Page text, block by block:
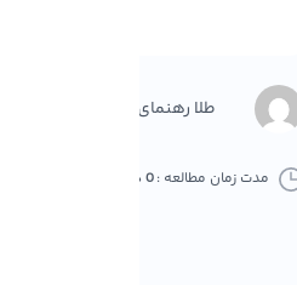
طلا رهنمای
مدت زمان مطالعه :0 دقیقه